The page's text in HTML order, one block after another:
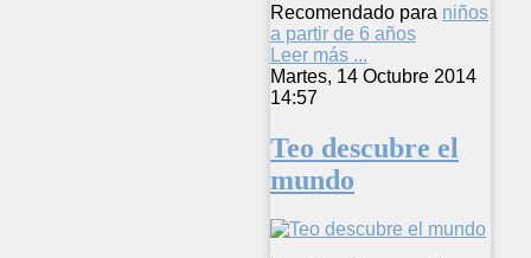
Recomendado para niños
a partir de 6 años
Leer más ...
Martes, 14 Octubre 2014
14:57
Teo descubre el
mundo